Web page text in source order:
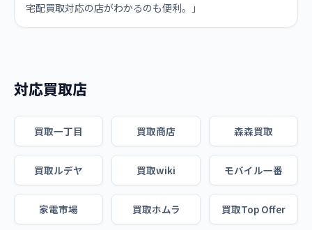
宅配買取対応の店がわかるのも便利。」
対応買取店
買取一丁目 買取商店 森森買取
買取ルデヤ 買取wiki モバイル一番
家電市場 買取ホムラ 買取Top Offer